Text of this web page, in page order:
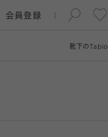
靴下の Tabio
会員登録